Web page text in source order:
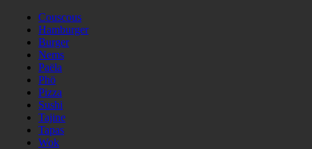
Couscous
Hamburger
Burger
Nems
Paëla
Phö
Pizza
Sushi
Tajine
Tapas
Wok